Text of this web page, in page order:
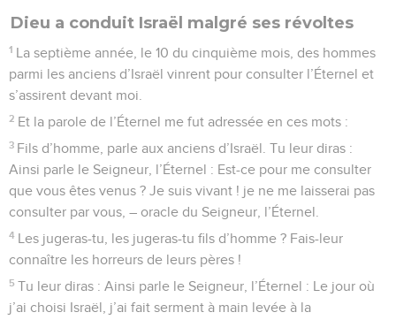
Dieu a conduit Israël malgré ses révoltes
1 La septième année, le 10 du cinquième mois, des hommes
parmi les anciens d’Israël vinrent pour consulter l’Éternel et
s’assirent devant moi.
2 Et la parole de l’Éternel me fut adressée en ces mots :
3 Fils d’homme, parle aux anciens d’Israël. Tu leur diras :
Ainsi parle le Seigneur, l’Éternel : Est-ce pour me consulter
que vous êtes venus ? Je suis vivant ! je ne me laisserai pas
consulter par vous, – oracle du Seigneur, l’Éternel.
4 Les jugeras-tu, les jugeras-tu fils d’homme ? Fais-leur
connaître les horreurs de leurs pères !
5 Tu leur diras : Ainsi parle le Seigneur, l’Éternel : Le jour où
j’ai choisi Israël, j’ai fait serment à main levée à la